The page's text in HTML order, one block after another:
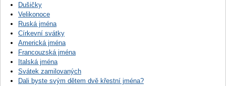
Dušičky
Velikonoce
Ruská jména
Církevní svátky
Americká jména
Francouzská jména
Italská jména
Svátek zamilovaných
Dali byste svým dětem dvě křestní jména?